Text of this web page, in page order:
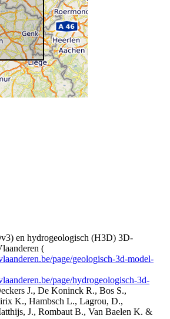
en hydrogeologisch (H3D) 3D-
(
page/geologisch-3d-model-
page/hydrogeologisch-3d-
J., De Koninck R., Bos S.,
K., Hambsch L., Lagrou, D.,
J., Rombaut B., Van Baelen K. &